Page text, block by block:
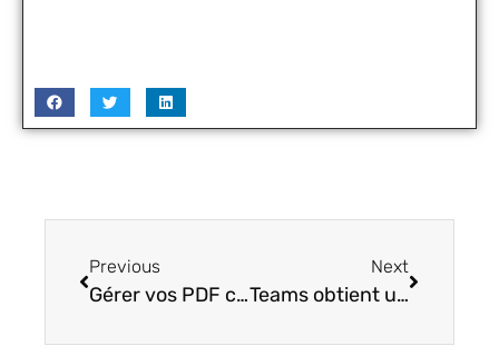
Previous
Gérer vos PDF comme un professionnel avec IlovePDF
Next
Teams obtient une option d’enregistrement automatique des réunions